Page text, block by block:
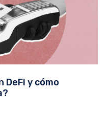
DeFi y cómo